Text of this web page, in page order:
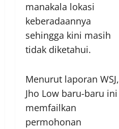
manakala lokasi
keberadaannya
sehingga kini masih
tidak diketahui.
Menurut laporan WSJ,
Jho Low baru-baru ini
memfailkan
permohonan